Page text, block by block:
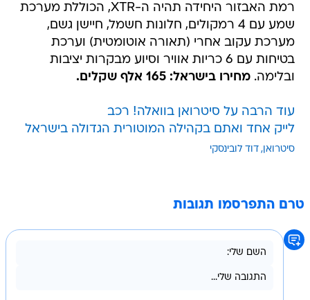
רמת האבזור היחידה תהיה ה-XTR, הכוללת מערכת
שמע עם 4 רמקולים, חלונות חשמל, חיישן גשם,
מערכת עקוב אחרי (תאורה אוטומטית) וערכת
בטיחות עם 6 כריות אוויר וסיוע מבקרות יציבות
ובלימה.מחירו בישראל: 165 אלף שקלים.
עוד הרבה על סיטרואן בוואלה! רכב
לייק אחד ואתם בקהילה המוטורית הגדולה בישראל
סיטרואן דוד לובינסקי
טרם התפרסמו תגובות